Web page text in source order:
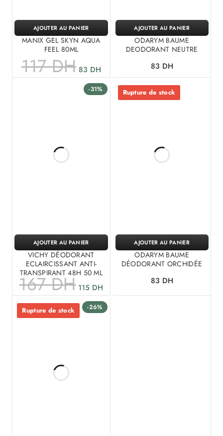
MANIX GEL SKYN AQUA
FEEL 80ML
117DH 83 DH
AJOUTER AU PANIER
ODARYM BAUME
DEODORANT NEUTRE
83 DH
AJOUTER AU PANIER
-31%
VICHY DÉODORANT
ECLAIRCISSANT ANTI-
TRANSPIRANT 48H 50 ML
167DH 115 DH
AJOUTER AU PANIER
Rupture de stock
ODARYM BAUME
DÉODORANT ORCHIDÉE
83 DH
AJOUTER AU PANIER
-26%
Rupture de stock